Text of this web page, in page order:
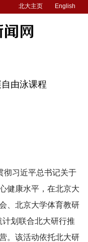
北大主页 English
由泳课程
彻习近平总书记关于
健康水平，在北京大
、北京大学体育教研
计划联合北大研行推
。该活动依托北大研